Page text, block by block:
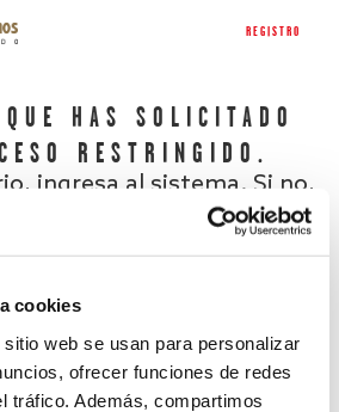
cookies
web se usan para personalizar
ofrecer funciones de redes
tráfico. Además, compartimos
REGISTRO
HAS SOLICITADO
RESTRINGIDO.
ingresa al sistema. Si no,